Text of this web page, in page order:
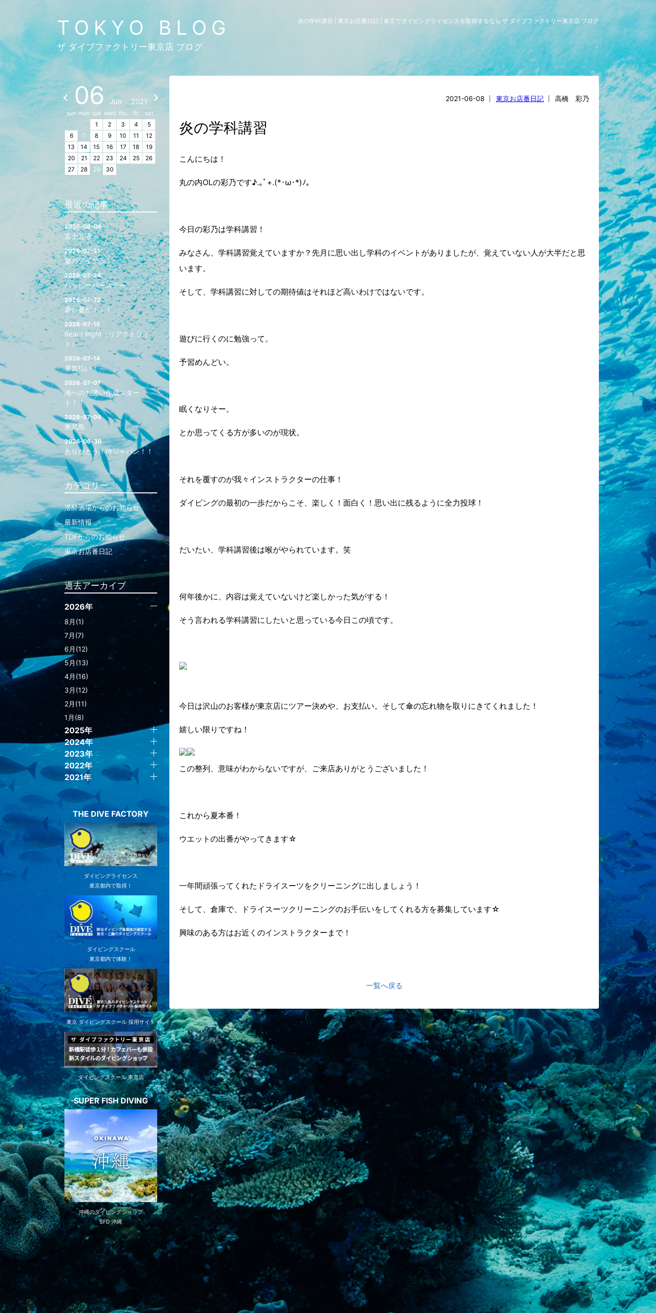
TOKYO BLOG
ザ ダイブファクトリー東京店 ブログ
炎の学科講習 | 東京お店番日記 | 東京でダイビングライセンスを取得するなら ザ ダイブファクトリー東京店 ブログ
2021-06-08 東京お店番日記 高橋 彩乃
炎の学科講習
こんにちは！
丸の内OLの彩乃です♪.｡ﾟ+.(*･ω･*)ﾉ｡
今日の彩乃は学科講習！
みなさん、学科講習覚えていますか？先月に思い出し学科のイベントがありましたが、覚えていない人が大半だと思
います。
そして、学科講習に対しての期待値はそれほど高いわけではないです。
遊びに行くのに勉強って。
予習めんどい。
眠くなりそー。
とか思ってくる方が多いのが現状。
それを覆すのが我々インストラクターの仕事！
ダイビングの最初の一歩だからこそ、楽しく！面白く！思い出に残るように全力投球！
だいたい、学科講習後は喉がやられています。笑
何年後かに、内容は覚えていないけど楽しかった気がする！
そう言われる学科講習にしたいと思っている今日この頃です。
今日は沢山のお客様が東京店にツアー決めや、お支払い。そして傘の忘れ物を取りにきてくれました！
嬉しい限りですね！
この整列、意味がわからないですが、ご来店ありがとうございました！
これから夏本番！
ウエットの出番がやってきます☆
一年間頑張ってくれたドライスーツをクリーニングに出しましょう！
そして、倉庫で、ドライスーツクリーニングのお手伝いをしてくれる方を募集しています☆
興味のある方はお近くのインストラクターまで！
一覧へ戻る
06 Jun 2021
sun mon tue wed thu fri
sat
1
2 3 4
5
6
7 8 9 10 11
12
13
14 15 16 17 18
19
20
21 22 23 24 25
26
27
28 29 30
最近の記事
2026-08-06
富士五湖
2026-07-31
夏のアイテム！
2026-07-24
ハッピーバースデー
2026-07-22
暑い夏が！！！
2026-07-19
React Right（リアクトライ
ト）
2026-07-14
暑気払い！
2026-07-07
海へのお誘い作成スター
ト！！
2026-07-04
奥武島
2026-06-30
ありがとう！侍ジャパン！！
カテゴリー
潜酔酒場からのお知らせ
最新情報
TDFからのお知らせ
東京お店番日記
過去アーカイブ
2026年
8月(1)
7月(7)
6月(12)
5月(13)
4月(16)
3月(12)
2月(11)
1月(8)
2025年
2024年
2023年
2022年
2021年
THE DIVE FACTORY
ダイビングライセンス
東京都内で取得！
ダイビングスクール
東京都内で体験！
東京 ダイビングスクール 採用サイト
ダイビングスクール 東京店
SUPER FISH DIVING
沖縄のダイビングショップ
SFD 沖縄